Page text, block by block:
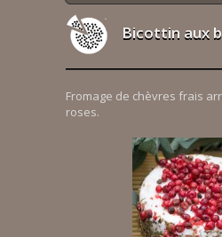
Bicottin aux
Fromage de chèvres frais
roses.